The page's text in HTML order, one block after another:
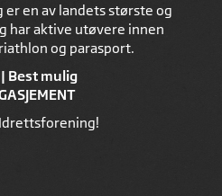
en av landets største og
har aktive utøvere innen
og parasport.
Best mulig